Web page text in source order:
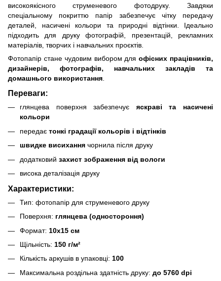
високоякісного струменевого фотодруку. Завдяки
спеціальному покриттю папір забезпечує чітку передачу
деталей, насичені кольори та природні відтінки. Ідеально
підходить для друку фотографій, презентацій, рекламних
матеріалів, творчих і навчальних проєктів.
Фотопапір стане чудовим вибором дляофісних працівників,
дизайнерів, фотографів, навчальних закладів та
домашнього використання
Переваги:
глянцева поверхня забезпечує яскраві та насичені
кольори
передає тонкі градації кольорів і відтінків
швидке висихання чорнила після друку
додатковий захист зображення від вологи
висока деталізація друку
Характеристики:
Тип: фотопапір для струменевого друку
Поверхня: глянцева (одностороння)
Формат: 10х15 см
Щільність: 150 г/м²
Кількість аркушів в упаковці: 100
Максимальна роздільна здатність друку: до 5760 dpi